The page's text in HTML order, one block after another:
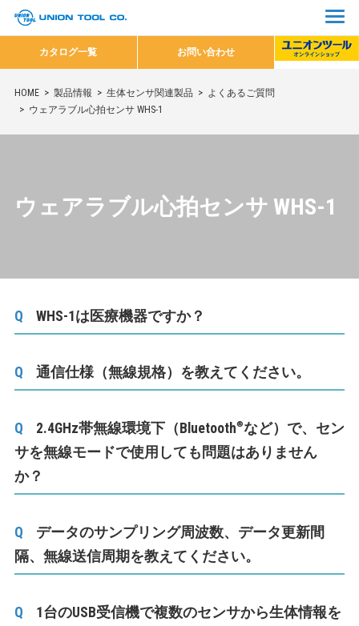
カタログ一覧 お問い合わせ
HOME 製品情報 生体センサ関連製品
よくあるご質問
ウェアラブル心拍センサ WHS-1
ウェアラブル心拍センサ WHS-1
WHS-1は医療機器ですか？
通信仕様（無線規格）を教えてください。
2.4GHz帯無線環境下（Bluetooth®など）で、セン
サを無線モードで使用しても問題はありません
か？
データのサンプリング周波数、データ更新間
隔、無線送信周期を教えてください。
1台のUSB受信機で複数のセンサから生体情報を